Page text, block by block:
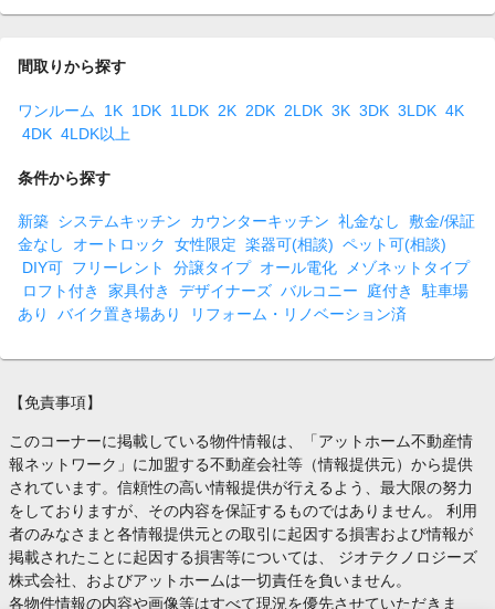
間取りから探す
ワンルーム 1K 1DK 1LDK 2K 2DK 2LDK 3K 3DK 3LDK 4K
4DK 4LDK以上
条件から探す
新築 システムキッチン カウンターキッチン 礼金なし
敷金/保証
金なし
オートロック 女性限定 楽器可(相談) ペット可(相談)
DIY可 フリーレント 分譲タイプ オール電化
メゾネットタイプ
ロフト付き
家具付き デザイナーズ バルコニー 庭付き
駐車場
あり
バイク置き場あり リフォーム・リノベーション済
【免責事項】
このコーナーに掲載している物件情報は、「アットホーム不動産情
報ネットワーク」に加盟する不動産会社等（情報提供元）から提供
されています。信頼性の高い情報提供が行えるよう、最大限の努力
をしておりますが、その内容を保証するものではありません。 利用
者のみなさまと各情報提供元との取引に起因する損害および情報が
掲載されたことに起因する損害等については、 ジオテクノロジーズ
株式会社、およびアットホームは一切責任を負いません。
各物件情報の内容や画像等はすべて現況を優先させていただきま